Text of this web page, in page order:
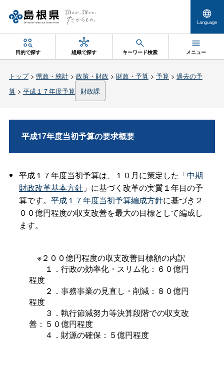
Language
目的で探す 組織で探す キーワード検索 メニュー
トップ> 県政・統計> 政策・財政 > 財政・予算> 予算> 過去の予
算> 平成１７年度予算 財政課
平成17年度当初予算の要求概要
平成１７年度当初予算は、１０月に策定した「中期
財政改革基本方針」に基づく改革の実質１年目の予
算です。 平成１７年度当初予算編成方針に基づき２
００億円程度の収支改善を最大の目標として編成し
ます。
※２００億円程度の収支改善目標額の内訳
１．行政の効率化・スリム化：６０億円
程度
２．事務事業の見直し・削減：８０億円
程度
３．執行節減努力等決算段階での収支改
善：５０億円程度
４．財源の確保：５億円程度